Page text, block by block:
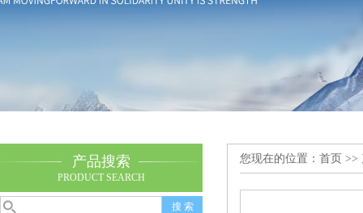
产品搜索
PRODUCT SEARCH
您现在的位置： 首页 >>